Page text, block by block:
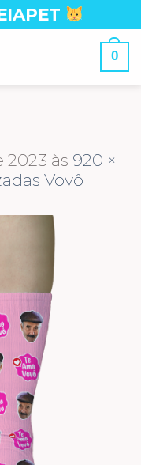
0
2023 às 920 ×
Vovô